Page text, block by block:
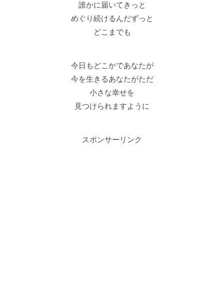
誰かに届いてきっと
めぐり続けるんだずっと
どこまでも
今日もどこかであなたが
今を生きるあなたがただ
小さな幸せを
見つけられますように
スポンサーリンク